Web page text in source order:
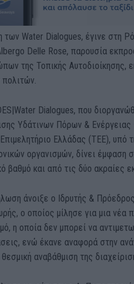
των Water Dialogues, έγινε στη
Delle Rose, παρουσία
της Τοπικής
Dialogues, που
Υδάτινων Πόρων & Ενέργειας
Ελλάδας (ΤΕΕ), υπό
οργανισμών, δίνει έμφαση
βαθμό και από τις δύο ακραίες
άνοιξε ο Ιδρυτής &
ο οποίος μίλησε για μια νέα
η οποία δεν μπορεί να
ενώ έκανε αναφορά στην
θεσμική αναβάθμιση της